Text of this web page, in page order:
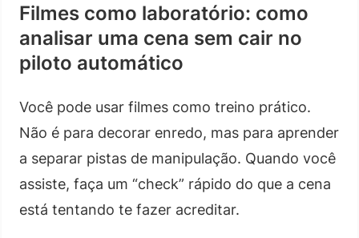
Filmes como laboratório: como
analisar uma cena sem cair no
piloto automático
Você pode usar filmes como treino prático.
Não é para decorar enredo, mas para aprender
a separar pistas de manipulação. Quando você
assiste, faça um “check” rápido do que a cena
está tentando te fazer acreditar.